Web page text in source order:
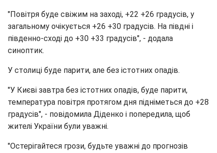
"Повітря буде свіжим на заході, +22 +26 градусів, у
загальному очікується +26 +30 градусів. На півдні і
південно-сході до +30 +33 градусів", - додала
синоптик.
У столиці буде парити, але без істотних опадів.
"У Києві завтра без істотних опадів, буде парити,
температура повітря протягом дня підніметься до +28
градусів", - повідомила Діденко і попередила, щоб
жителі України були уважні.
"Остерігайтеся грози, будьте уважні до прогнозів